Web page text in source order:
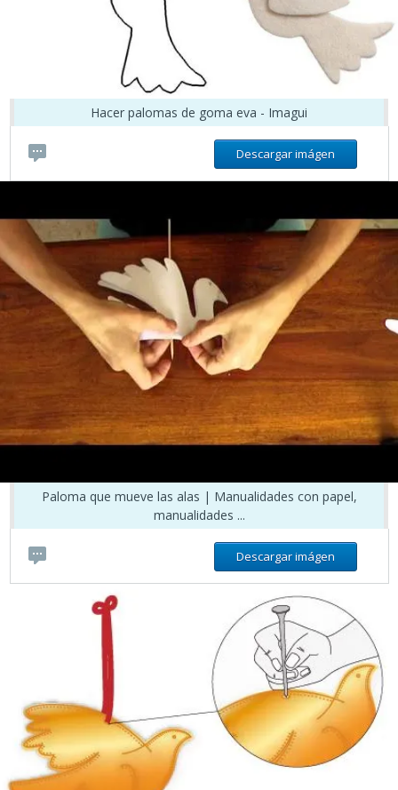
Hacer palomas de goma eva - Imagui
Descargar imágen
Paloma que mueve las alas | Manualidades con papel,
manualidades ...
Descargar imágen